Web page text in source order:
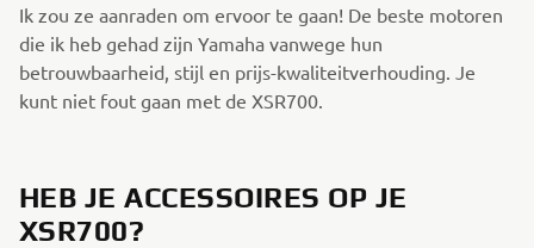
Ik zou ze aanraden om ervoor te gaan! De beste motoren
die ik heb gehad zijn Yamaha vanwege hun
betrouwbaarheid, stijl en prijs-kwaliteitverhouding. Je
kunt niet fout gaan met de XSR700.
HEB JE ACCESSOIRES OP JE
XSR700?